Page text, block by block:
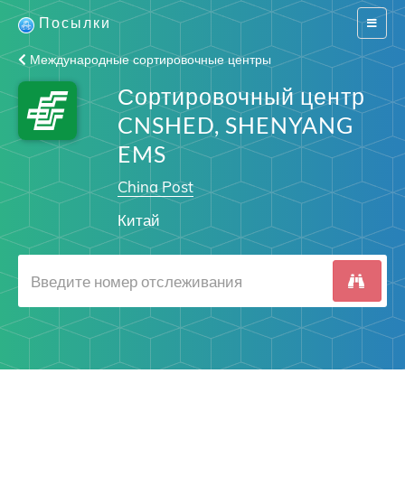
Switch
Посылки
Международные сортировочные центры
Сортировочный центр
CNSHED, SHENYANG
EMS
China Post
Китай